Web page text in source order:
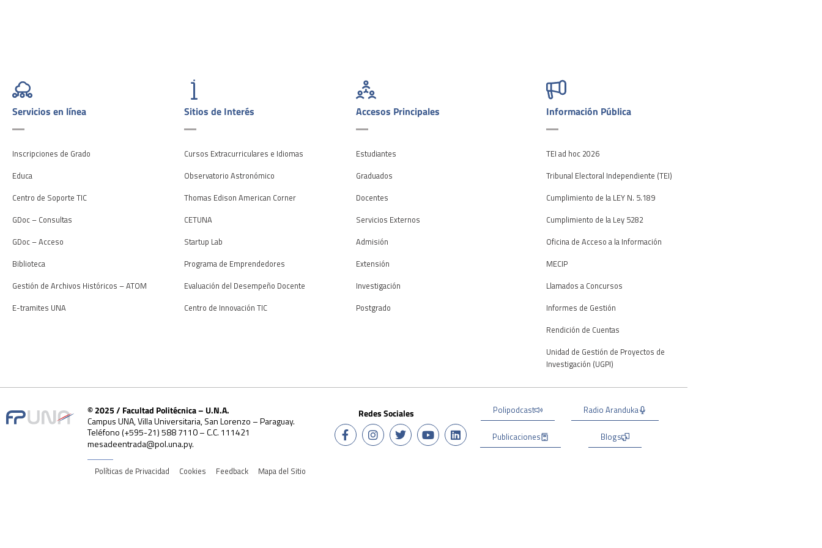
Servicios en línea
Inscripciones de Grado
Educa
Centro de Soporte TIC
GDoc – Consultas
GDoc – Acceso
Biblioteca
Gestión de Archivos Históricos – ATOM
E-tramites UNA
Sitios de Interés
Cursos Extracurriculares e Idiomas
Observatorio Astronómico
Thomas Edison American Corner
CETUNA
Startup Lab
Programa de Emprendedores
Evaluación del Desempeño Docente
Centro de Innovación TIC
Accesos Principales
Estudiantes
Graduados
Docentes
Servicios Externos
Admisión
Extensión
Investigación
Postgrado
Información Pública
TEI ad hoc 2026
Tribunal Electoral Independiente (TEI)
Cumplimiento de la LEY N. 5.189
Cumplimiento de la Ley 5282
Oficina de Acceso a la Información
MECIP
Llamados a Concursos
Informes de Gestión
Rendición de Cuentas
Unidad de Gestión de Proyectos de
Investigación (UGPI)
© 2025 / Facultad Politécnica – U.N.A.
Campus UNA, Villa Universitaria, San Lorenzo – Paraguay.
Teléfono (+595-21) 588 7110 – C.C. 111421
mesadeentrada@pol.una.py.
Políticas de Privacidad Cookies Feedback Mapa del Sitio
Redes Sociales Polipodcast
Publicaciones
Radio Aranduka
Blogs